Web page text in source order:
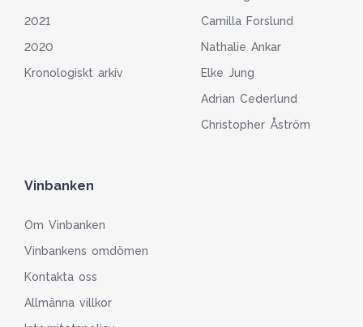
2021
2020
Kronologiskt arkiv
Camilla Forslund
Nathalie Ankar
Elke Jung
Adrian Cederlund
Christopher Åström
Vinbanken
Om Vinbanken
Vinbankens omdömen
Kontakta oss
Allmänna villkor